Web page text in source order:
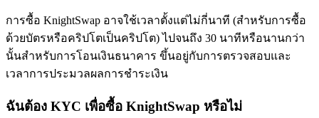
BTC New User Exclusive: 6.5% APR
การซื้อ KnightSwap อาจใช้เวลาตั้งแต่ไม่กี่นาที (สำหรับการซื้อ
ด้วยบัตรหรือคริปโตเป็นคริปโต) ไปจนถึง 30 นาทีหรือนานกว่า
นั้นสำหรับการโอนเงินธนาคาร ขึ้นอยู่กับการตรวจสอบและ
เวลาการประมวลผลการชำระเงิน
ฉันต้อง KYC เพื่อซื้อ KnightSwap หรือไม่